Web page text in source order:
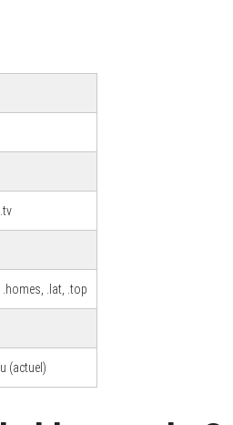
.lat, .top
(actuel)